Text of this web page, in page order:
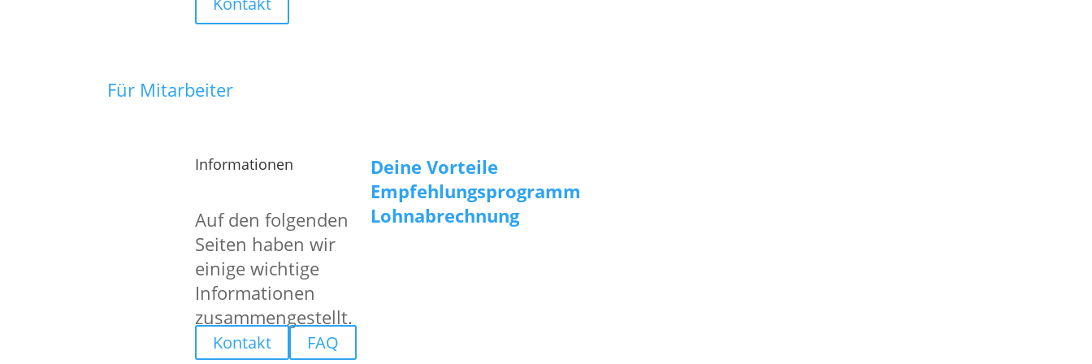
Für Mitarbeiter
Informationen
Auf den folgenden
Seiten haben wir
einige wichtige
Informationen
zusammengestellt.
Kontakt FAQ
Deine Vorteile
Empfehlungsprogramm
Lohnabrechnung
Kassenbedienung und Abrechnung
Per Whatsapp bewerben